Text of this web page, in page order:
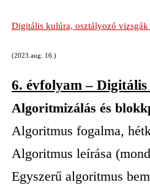
Digitális kulúra, osztályozó vizsgák
(2023.aug. 16.)
6. évfolyam –
Algoritmizálás és
Algoritmus fogalma,
Algoritmus leírása
Egyszerű algoritmus